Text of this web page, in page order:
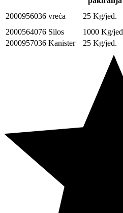
2000956036 vreća 25 Kg/jed.
2000564076 Silos 1000 Kg/
2000957036 Kanister 25 Kg/jed.